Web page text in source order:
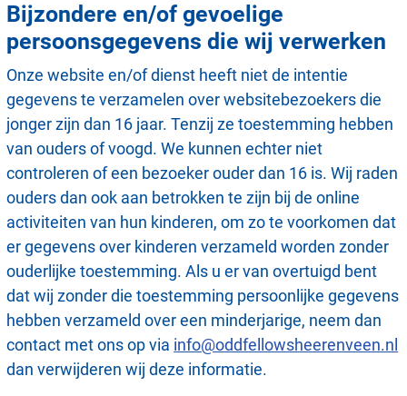
Bijzondere en/of gevoelige
persoonsgegevens die wij verwerken
Onze website en/of dienst heeft niet de intentie
gegevens te verzamelen over websitebezoekers die
jonger zijn dan 16 jaar. Tenzij ze toestemming hebben
van ouders of voogd. We kunnen echter niet
controleren of een bezoeker ouder dan 16 is. Wij raden
ouders dan ook aan betrokken te zijn bij de online
activiteiten van hun kinderen, om zo te voorkomen dat
er gegevens over kinderen verzameld worden zonder
ouderlijke toestemming. Als u er van overtuigd bent
dat wij zonder die toestemming persoonlijke gegevens
hebben verzameld over een minderjarige, neem dan
contact met ons op via info@oddfellowsheerenveen.nl
dan verwijderen wij deze informatie.